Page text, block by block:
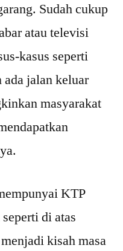
Sudah cukup
atau televisi
kasus seperti
ada jalan keluar
masyarakat
KTP
di atas
kisah masa